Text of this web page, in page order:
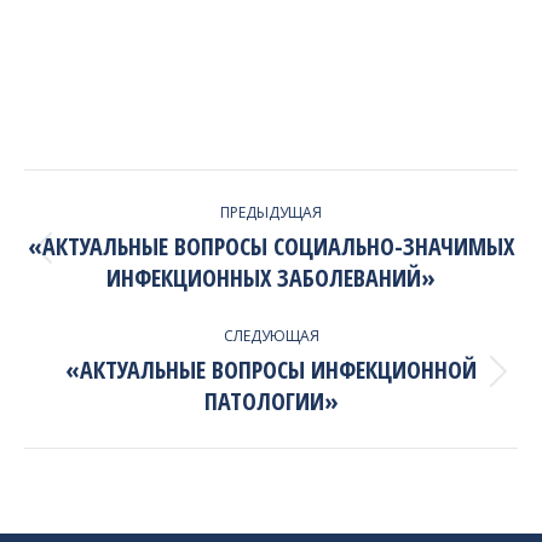
NAVIGATION
ПРЕДЫДУЩАЯ
Previous
project:
«АКТУАЛЬНЫЕ ВОПРОСЫ СОЦИАЛЬНО-ЗНАЧИМЫХ
ИНФЕКЦИОННЫХ ЗАБОЛЕВАНИЙ»
СЛЕДУЮЩАЯ
Next
project:
«АКТУАЛЬНЫЕ ВОПРОСЫ ИНФЕКЦИОННОЙ
ПАТОЛОГИИ»